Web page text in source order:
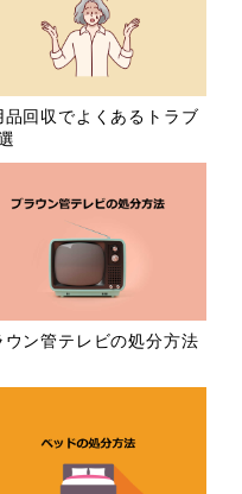
品回収でよくあるトラブ
ウン管テレビの処分方法